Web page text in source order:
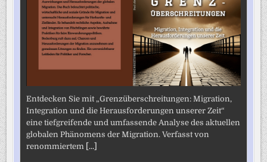
Entdecken Sie mit „Grenzüberschreitungen: Migration,
Integration und die Herausforderungen unserer Zeit“
eine tiefgreifende und umfassende Analyse des aktuellen
globalen Phänomens der Migration. Verfasst von
renommiertem [...]